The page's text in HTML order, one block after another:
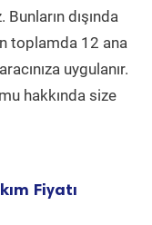
dışında
toplamda 12 ana
uygulanır.
hakkında size
Fiyatı